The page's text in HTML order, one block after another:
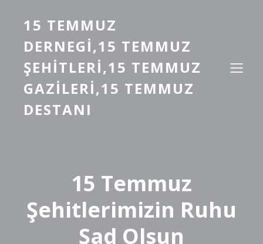
15 TEMMUZ
DERNEGI,15 TEMMUZ
ŞEHITLERI,15 TEMMUZ
GAZILERI,15 TEMMUZ
DESTANI
15 Temmuz
Şehitlerimizin Ruhu
Şad Olsun